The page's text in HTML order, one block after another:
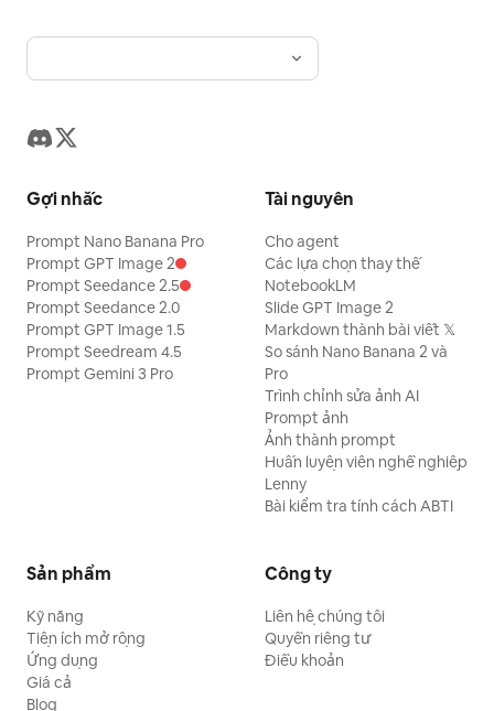
Gợi nhắc
Prompt Nano Banana Pro
Prompt GPT Image 2
Prompt Seedance 2.5
Prompt Seedance 2.0
Prompt GPT Image 1.5
Prompt Seedream 4.5
Prompt Gemini 3 Pro
Tài nguyên
Cho agent
Các lựa chọn thay thế
NotebookLM
Slide GPT Image 2
Markdown thành bài viết 𝕏
So sánh Nano Banana 2 và
Pro
Trình chỉnh sửa ảnh AI
Prompt ảnh
Ảnh thành prompt
Huấn luyện viên nghề nghiệp
Lenny
Bài kiểm tra tính cách ABTI
Sản phẩm
Kỹ năng
Tiện ích mở rộng
Ứng dụng
Giá cả
Blog
Công ty
Liên hệ chúng tôi
Quyền riêng tư
Điều khoản